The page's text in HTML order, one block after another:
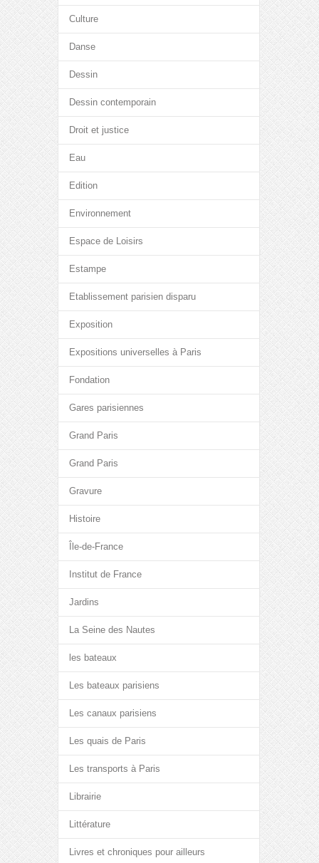
Culture
Danse
Dessin
Dessin contemporain
Droit et justice
Eau
Edition
Environnement
Espace de Loisirs
Estampe
Etablissement parisien disparu
Exposition
Expositions universelles à Paris
Fondation
Gares parisiennes
Grand Paris
Grand Paris
Gravure
Histoire
Île-de-France
Institut de France
Jardins
La Seine des Nautes
les bateaux
Les bateaux parisiens
Les canaux parisiens
Les quais de Paris
Les transports à Paris
Librairie
Littérature
Livres et chroniques pour ailleurs